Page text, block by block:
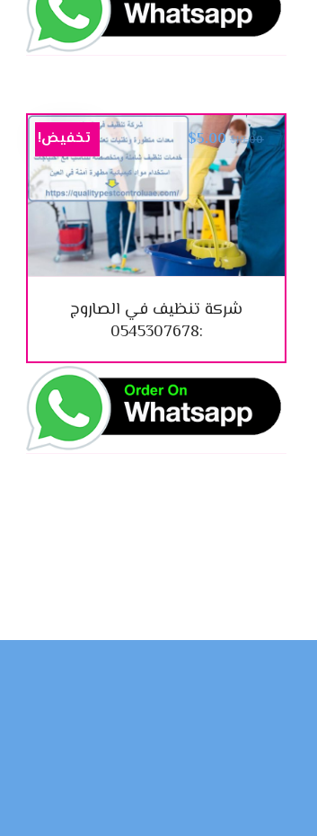
شركة تنظيف في الصاروج
:0545307678
$10.00
$5.00 تخفيض!